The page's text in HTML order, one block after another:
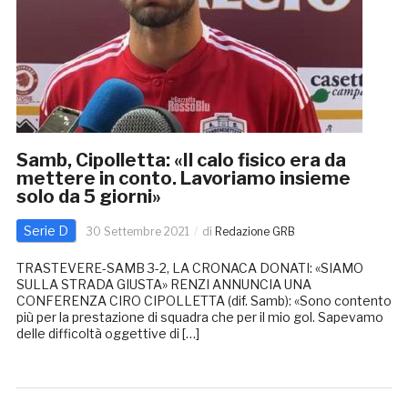
Samb, Cipolletta: «Il calo fisico era da
mettere in conto. Lavoriamo insieme
solo da 5 giorni»
Serie D 30 Settembre 2021 di Redazione GRB
TRASTEVERE-SAMB 3-2, LA CRONACA DONATI: «SIAMO
SULLA STRADA GIUSTA» RENZI ANNUNCIA UNA
CONFERENZA CIRO CIPOLLETTA (dif. Samb): «Sono contento
più per la prestazione di squadra che per il mio gol. Sapevamo
delle difficoltà oggettive di […]